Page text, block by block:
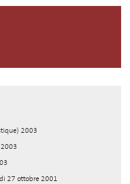
2003
27 ottobre 2001